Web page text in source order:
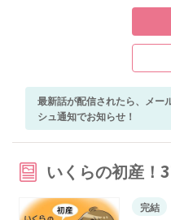
最新話が配信されたら、メー
シュ通知でお知らせ！
いくらの初産！
完結